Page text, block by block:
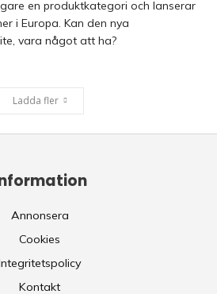
en produktkategori och lanserar
i Europa. Kan den nya
vara något att ha?
Ladda fler
Annonsera
Cookies
Kontakt